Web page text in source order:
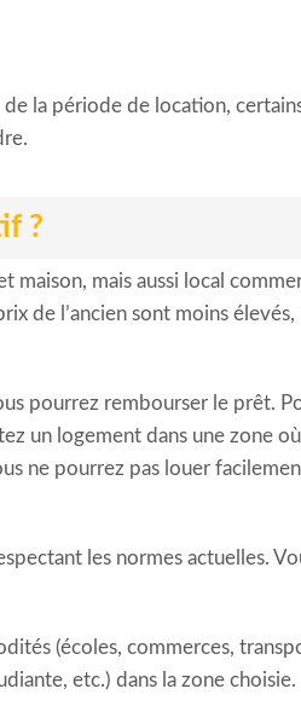
la période de location,
?
maison, mais aussi local
de l’ancien sont moins élevés,
pourrez rembourser le prêt.
un logement dans une zone
ne pourrez pas louer
les normes actuelles.
(écoles, commerces,
etc.) dans la zone choisie.